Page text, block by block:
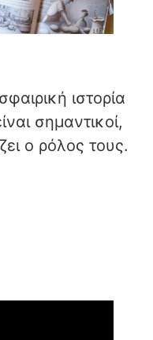
ιστορία
σημαντικοί,
ο ρόλος τους.